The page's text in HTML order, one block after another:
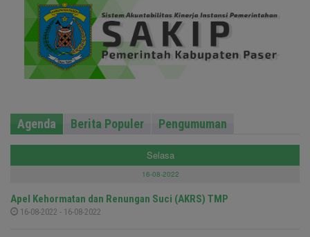
Agenda Berita Populer Pengumuman
Selasa
16-08-2022
Apel Kehormatan dan Renungan Suci (AKRS) TMP
16-08-2022 - 16-08-2022